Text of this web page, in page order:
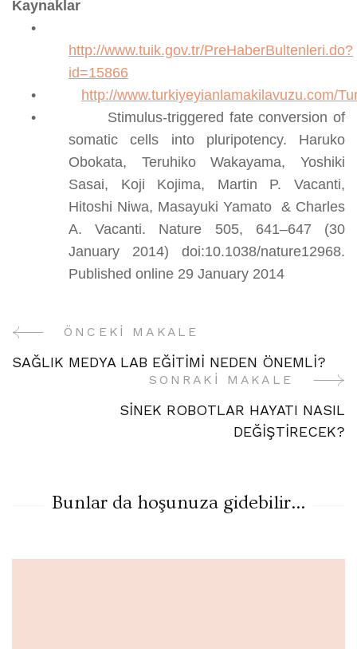
Kaynaklar
•
http://www.tuik.gov.tr/PreHaberBultenleri.do?
id=15866
•
http://www.turkiyeyianlamakilavuzu.com/
•
Stimulus-triggered fate conversion of
somatic cells into pluripotency. Haruko
Obokata, Teruhiko Wakayama, Yoshiki
Sasai, Koji Kojima, Martin P. Vacanti,
Hitoshi Niwa, Masayuki Yamato & Charles
A. Vacanti. Nature 505, 641–647 (30
January 2014) doi:10.1038/nature12968.
Published online 29 January 2014
YazıÖNCEKI MAKALE
SAĞLIK MEDYA LAB EĞİTİMİ NEDEN ÖNEMLİ?
SONRAKI MAKALE
SİNEK ROBOTLAR HAYATI NASIL
DEĞİŞTİRECEK?
Bunlar da hoşunuza gidebilir...